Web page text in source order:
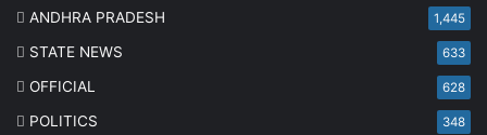
ANDHRA PRADESH 1,445
STATE NEWS 633
OFFICIAL 628
POLITICS 348